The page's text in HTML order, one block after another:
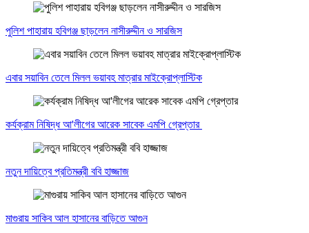
পুলিশ পাহারায় হবিগঞ্জ ছাড়লেন নাসীরুদ্দীন ও সারজিস
এবার সয়াবিন তেলে মিলল ভয়াবহ মাত্রার মাইক্রোপ্লাস্টিক
কর্যক্রাম নিষিদ্ধ আ'লীগের আরেক সাবেক এমপি গ্রেপ্তার
নতুন দায়িত্বে প্রতিমন্ত্রী ববি হাজ্জাজ
মাগুরায় সাকিব আল হাসানের বাড়িতে আগুন